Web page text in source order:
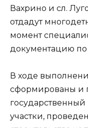
Вахрино и сл.
отдадут
момент
документацию
В ходе
сформированы и
участки,